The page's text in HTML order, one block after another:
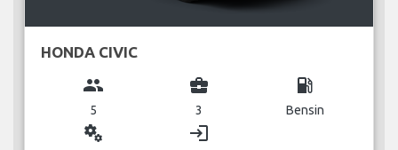
HONDA CIVIC
group
5
business_center
3
local_gas_station
Bensin
miscellaneous_services login